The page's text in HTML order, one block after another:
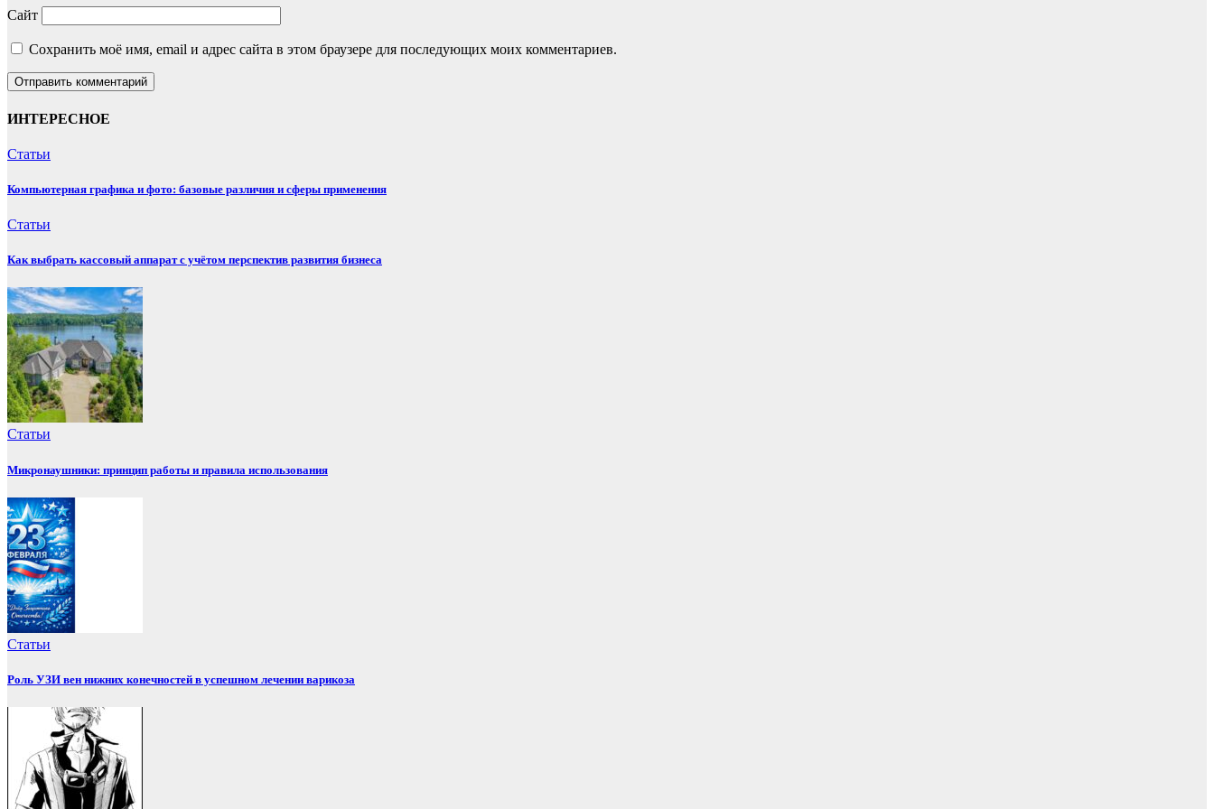
Сайт
Сохранить моё имя, email и адрес сайта в этом браузере для последующих моих комментариев.
ИНТЕРЕСНОЕ
Статьи
Компьютерная графика и фото: базовые различия и сферы применения
Статьи
Как выбрать кассовый аппарат с учётом перспектив развития бизнеса
Статьи
Микронаушники: принцип работы и правила использования
Статьи
Роль УЗИ вен нижних конечностей в успешном лечении варикоза